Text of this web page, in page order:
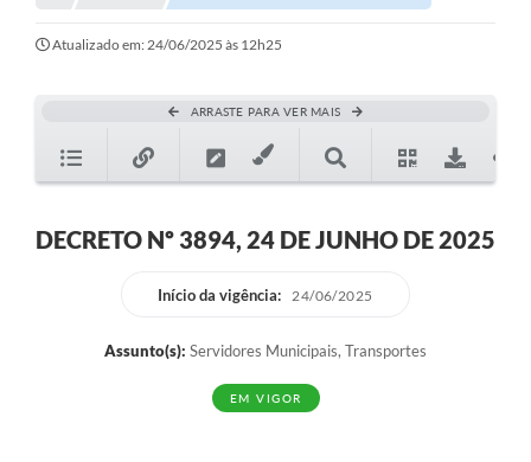
Atualizado em: 24/06/2025 às 12h25
ARRASTE PARA VER MAIS
DECRETO Nº 3894, 24 DE JUNHO DE 2025
Início da vigência: 24/06/2025
Assunto(s): Servidores Municipais, Transportes
EM VIGOR